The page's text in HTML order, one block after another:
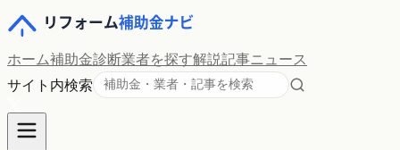
ホーム補助金診断業者を探す解説記事ニュース
サイト内検索